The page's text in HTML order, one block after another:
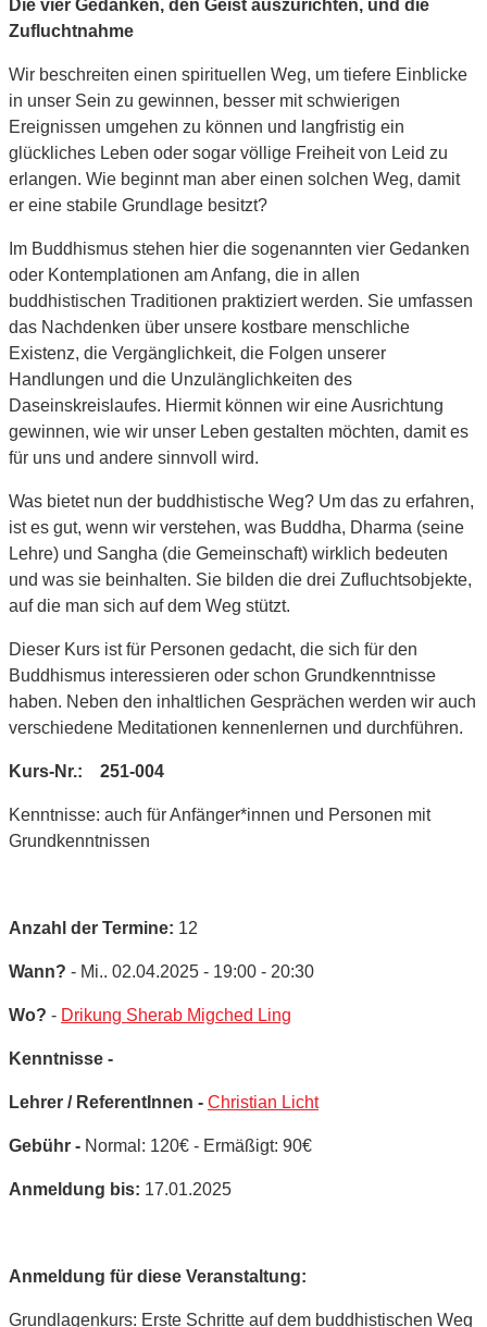
Die vier Gedanken, den Geist auszurichten, und die
Zufluchtnahme
Wir beschreiten einen spirituellen Weg, um tiefere Einblicke
in unser Sein zu gewinnen, besser mit schwierigen
Ereignissen umgehen zu können und langfristig ein
glückliches Leben oder sogar völlige Freiheit von Leid zu
erlangen. Wie beginnt man aber einen solchen Weg, damit
er eine stabile Grundlage besitzt?
Im Buddhismus stehen hier die sogenannten vier Gedanken
oder Kontemplationen am Anfang, die in allen
buddhistischen Traditionen praktiziert werden. Sie umfassen
das Nachdenken über unsere kostbare menschliche
Existenz, die Vergänglichkeit, die Folgen unserer
Handlungen und die Unzulänglichkeiten des
Daseinskreislaufes. Hiermit können wir eine Ausrichtung
gewinnen, wie wir unser Leben gestalten möchten, damit es
für uns und andere sinnvoll wird.
Was bietet nun der buddhistische Weg? Um das zu erfahren,
ist es gut, wenn wir verstehen, was Buddha, Dharma (seine
Lehre) und Sangha (die Gemeinschaft) wirklich bedeuten
und was sie beinhalten. Sie bilden die drei Zufluchtsobjekte,
auf die man sich auf dem Weg stützt.
Dieser Kurs ist für Personen gedacht, die sich für den
Buddhismus interessieren oder schon Grundkenntnisse
haben. Neben den inhaltlichen Gesprächen werden wir auch
verschiedene Meditationen kennenlernen und durchführen.
Kurs-Nr.: 251-004
Kenntnisse: auch für Anfänger*innen und Personen mit
Grundkenntnissen
Anzahl der Termine: 12
Wann? - Mi.. 02.04.2025 - 19:00 - 20:30
Wo? - Drikung Sherab Migched Ling
Kenntnisse -
Lehrer / ReferentInnen - Christian Licht
Gebühr - Normal: 120€ - Ermäßigt: 90€
Anmeldung bis: 17.01.2025
Anmeldung für diese Veranstaltung:
Grundlagenkurs: Erste Schritte auf dem buddhistischen Weg